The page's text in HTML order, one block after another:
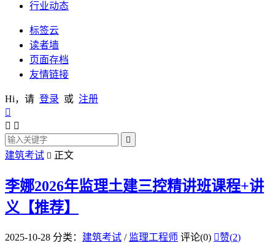
行业动态
标签云
读者墙
页面存档
友情链接
Hi，请 登录 或 注册

 

建筑考试  正文
李娜2026年监理土建三控精讲班课程+讲
义【推荐】
2025-10-28 分类： 建筑考试 / 监理工程师 评论(0) 赞(2)